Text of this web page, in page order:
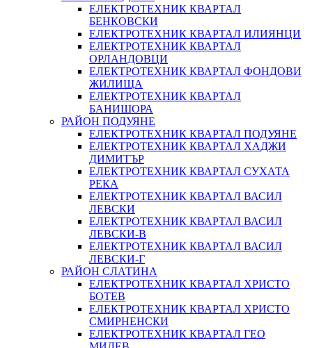
ЕЛЕКТРОТЕХНИК КВАРТАЛ
БЕНКОВСКИ
ЕЛЕКТРОТЕХНИК КВАРТАЛ ИЛИЯНЦИ
ЕЛЕКТРОТЕХНИК КВАРТАЛ
ОРЛАНДОВЦИ
ЕЛЕКТРОТЕХНИК КВАРТАЛ ФОНДОВИ
ЖИЛИЩА
ЕЛЕКТРОТЕХНИК КВАРТАЛ
БАНИШОРА
РАЙОН ПОДУЯНЕ
ЕЛЕКТРОТЕХНИК КВАРТАЛ ПОДУЯНЕ
ЕЛЕКТРОТЕХНИК КВАРТАЛ ХАДЖИ
ДИМИТЪР
ЕЛЕКТРОТЕХНИК КВАРТАЛ СУХАТА
РЕКА
ЕЛЕКТРОТЕХНИК КВАРТАЛ ВАСИЛ
ЛЕВСКИ
ЕЛЕКТРОТЕХНИК КВАРТАЛ ВАСИЛ
ЛЕВСКИ-В
ЕЛЕКТРОТЕХНИК КВАРТАЛ ВАСИЛ
ЛЕВСКИ-Г
РАЙОН СЛАТИНА
ЕЛЕКТРОТЕХНИК КВАРТАЛ ХРИСТО
БОТЕВ
ЕЛЕКТРОТЕХНИК КВАРТАЛ ХРИСТО
СМИРНЕНСКИ
ЕЛЕКТРОТЕХНИК КВАРТАЛ ГЕО